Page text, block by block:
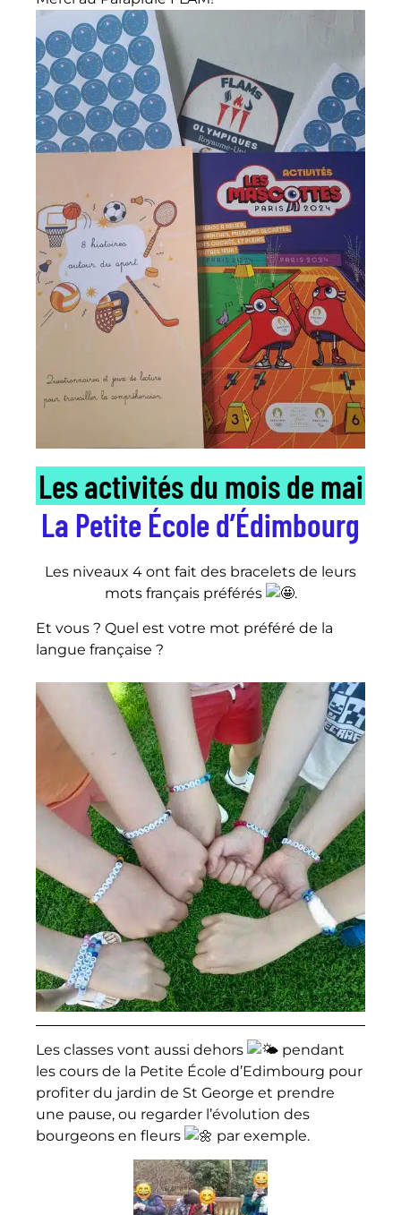
Les activités du mois de mai
La Petite École d’Édimbourg
Les niveaux 4 ont fait des bracelets de leurs
mots français préférés
.
Et vous ? Quel est votre mot préféré de la
langue française ?
Les classes vont aussi dehors
pendant
les cours de la Petite École d’Edimbourg pour
profiter du jardin de St George et prendre
une pause, ou regarder l’évolution des
bourgeons en fleurs
par exemple.